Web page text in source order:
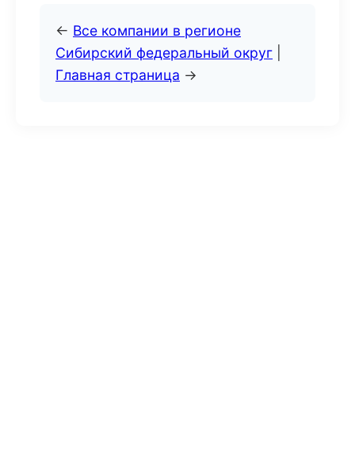
← Все компании в регионе
Сибирский федеральный округ
Главная страница →